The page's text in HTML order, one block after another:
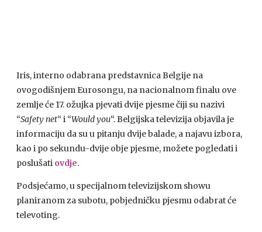
Iris, interno odabrana predstavnica Belgije na
ovogodišnjem Eurosongu, na nacionalnom finalu ove
zemlje će 17. ožujka pjevati dvije pjesme čiji su nazivi
“Safety net“ i “Would you“. Belgijska televizija objavila je
informaciju da su u pitanju dvije balade, a najavu izbora,
kao i po sekundu-dvije obje pjesme, možete pogledati i
poslušati ovdje.
Podsjećamo, u specijalnom televizijskom showu
planiranom za subotu, pobjedničku pjesmu odabrat će
televoting.